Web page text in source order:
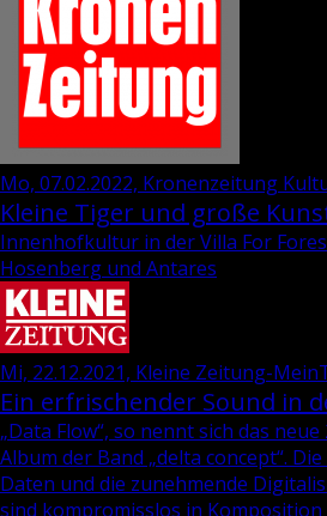
Mo, 07.02.2022, Kronenzeitung
Kleine Tiger und große
Innenhofkultur in der Villa For
Hosenberg und Antares
Mi, 22.12.2021, Kleine Zeitung-
Ein erfrischender Sound in
„Data Flow“, so nennt sich das
Album der Band „delta con­cept“.
Daten und die zu­neh­men­de
sind kom­pro­miss­los in